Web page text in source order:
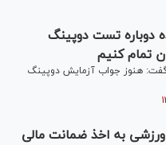
دوباره تست دوپینگ
تمام کنیم
گفت: هنوز جواب آزمایش دوپینگ
به اخذ ضمانت مالی